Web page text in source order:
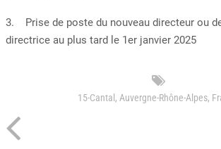
3. Prise de poste du nouveau directeur ou
directrice au plus tard le 1er janvier 2025
15-Cantal , Auvergne-Rhône-Alpes,